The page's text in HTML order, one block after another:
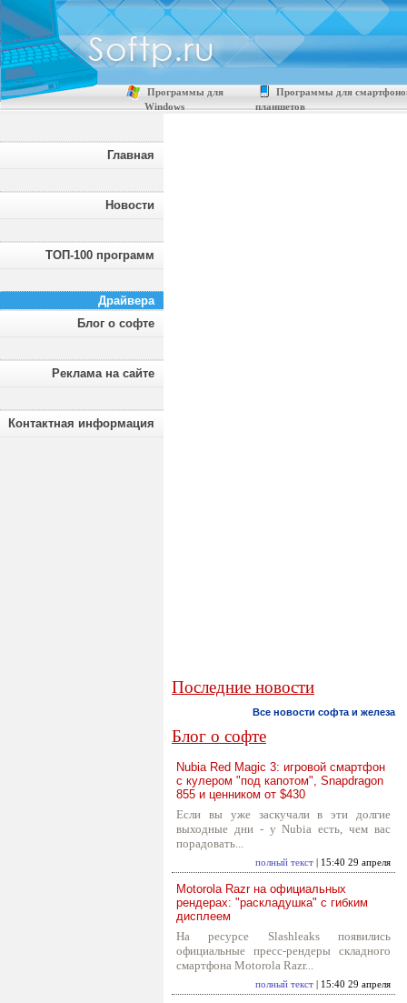
Программы для
Windows
Программы для
планшетов
Главная
Новости
ТОП-100 программ
Драйвера
Блог о софте
Реклама на сайте
Контактная информация
Последние новости
Все новости софта и железа
Блог о софте
Nubia Red Magic 3: игровой смартфон
с кулером "под капотом", Snapdragon
855 и ценником от $430
Если вы уже заскучали в эти долгие
выходные дни - у Nubia есть, чем вас
порадовать...
полный текст | 15:40 29 апреля
Motorola Razr на официальных
рендерах: "раскладушка" с гибким
дисплеем
На ресурсе Slashleaks появились
официальные пресс-рендеры складного
смартфона Motorola Razr...
полный текст | 15:40 29 апреля